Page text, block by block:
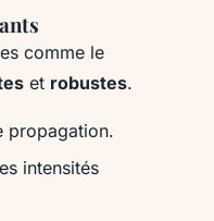
comme le
et robustes.
propagation.
intensités